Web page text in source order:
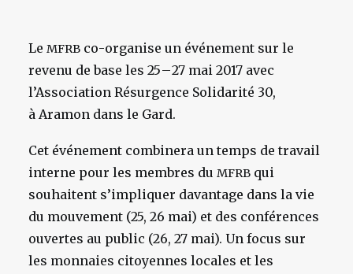
Le MFRB co-organise un événement sur le
revenu de base les 25 – 27 mai 2017 avec
l’Association Résurgence Solidarité 30,
à Aramon dans le Gard.
Cet événement combinera un temps de travail
interne pour les membres du MFRB qui
souhaitent s’impliquer davantage dans la vie
du mouvement (25, 26 mai) et des conférences
ouvertes au public (26, 27 mai). Un focus sur
les monnaies citoyennes locales et les